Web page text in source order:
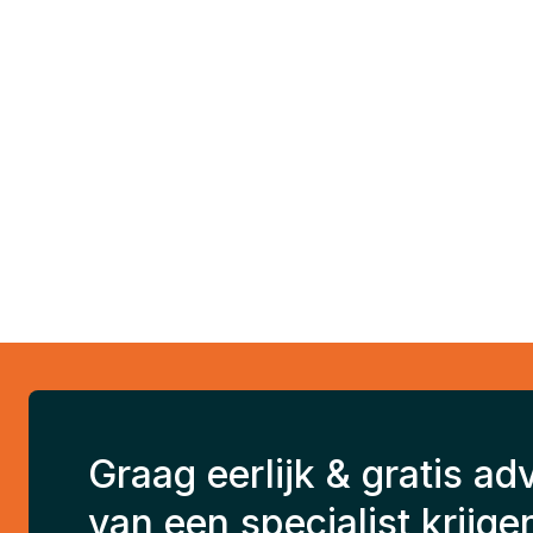
Graag eerlijk & gratis
van een specialist